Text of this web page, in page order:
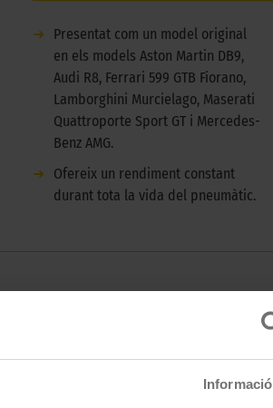
Informació
➜
Presentat com un model original
en els models Aston Martin DB9,
Audi R8, Ferrari 599 GTB Fiorano,
Lamborghini Murcielago, Maserati
Quattroporte Sport GT i Mercedes-
Benz AMG.
➜
Ofereix un rendiment constant
durant tota la vida del pneumàtic.